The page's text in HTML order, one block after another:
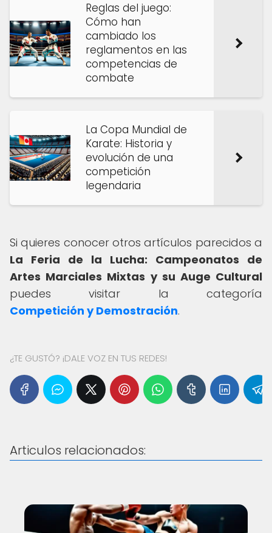
Reglas del juego:
Cómo han
cambiado los
reglamentos en las
competencias de
combate
La Copa Mundial de
Karate: Historia y
evolución de una
competición
legendaria
Si quieres conocer otros artículos parecidos a
La Feria de la Lucha: Campeonatos de
Artes Marciales Mixtas y su Auge Cultural
puedes visitar la categoría
Competición y Demostración.
¿TE GUSTÓ? ¡DALE VOZ EN TUS REDES!
Articulos relacionados: